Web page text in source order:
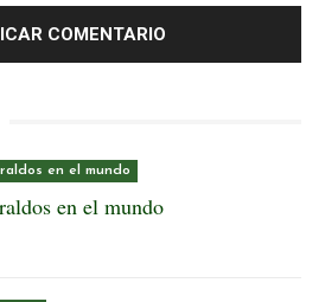
en el mundo
en el mundo